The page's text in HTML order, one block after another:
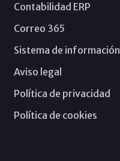
Contabilidad ERP
Correo 365
Sistema de información
Aviso legal
Política de privacidad
Política de cookies